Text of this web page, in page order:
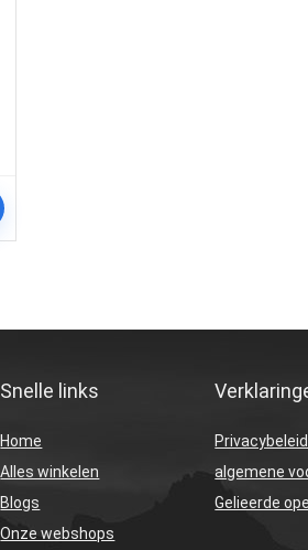
Snelle links
Home
Alles winkelen
Blogs
Onze webshops
Privacybeleid
algemene
Gelieerde